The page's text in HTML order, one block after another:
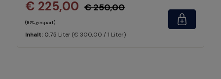
€ 225,00 € 250,00
(10% gespart)
Inhalt: 0.75 Liter (€ 300,00 / 1 Liter)